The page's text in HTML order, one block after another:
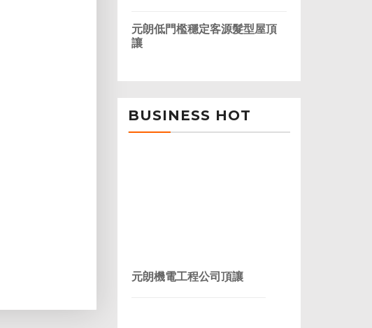
元朗低門檻穩定客源髮型屋頂
讓
BUSINESS HOT
元朗機電工程公司頂讓